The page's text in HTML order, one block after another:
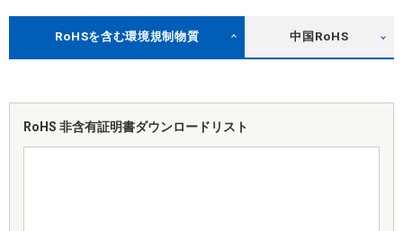
RoHSを含む環境規制物質 中国RoHS
RoHS 非含有証明書ダウンロードリスト